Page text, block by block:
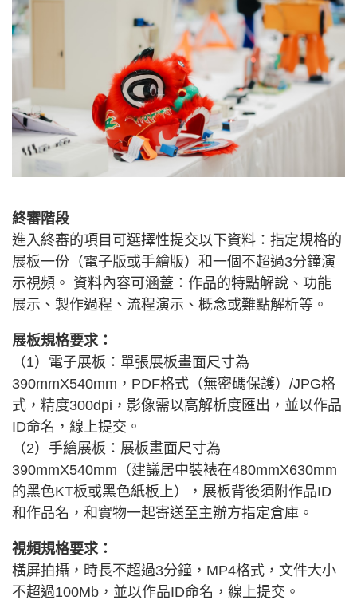
終審階段
進入終審的項目可選擇性提交以下資料：指定規格的
展板一份（電子版或手繪版）和一個不超過3分鐘演
示視頻。 資料內容可涵蓋：作品的特點解說、功能
展示、製作過程、流程演示、概念或難點解析等。
展板規格要求：
（1）電子展板：單張展板畫面尺寸為
390mmX540mm，PDF格式（無密碼保護）/JPG格
式，精度300dpi，影像需以高解析度匯出，並以作品
ID命名，線上提交。
（2）手繪展板：展板畫面尺寸為
390mmX540mm（建議居中裝裱在480mmX630mm
的黑色KT板或黑色紙板上），展板背後須附作品ID
和作品名，和實物一起寄送至主辦方指定倉庫。
視頻規格要求：
橫屏拍攝，時長不超過3分鐘，MP4格式，文件大小
不超過100Mb，並以作品ID命名，線上提交。